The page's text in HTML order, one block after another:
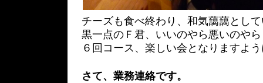
チーズも食べ終わり、和気藹藹とし
黒一点のＦ君、いいのやら悪いのや
６回コース、楽しい会となりますよ
さて、業務連絡です。